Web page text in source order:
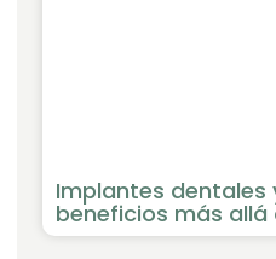
Implantes dentales
beneficios más